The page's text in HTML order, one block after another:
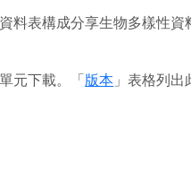
表構成分享生物多樣性資
單元下載。「版本 」表格列